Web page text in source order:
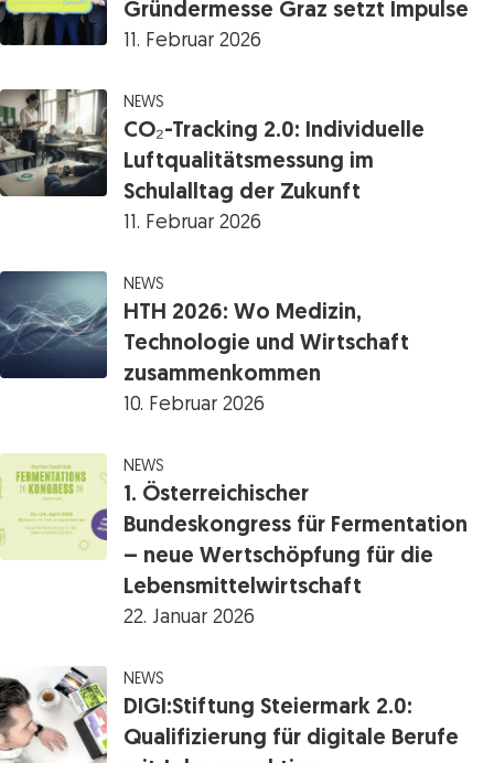
Gründermesse Graz setzt Impulse
11. Februar 2026
NEWS
CO₂-Tracking 2.0: Individuelle
Luftqualitätsmessung im
Schulalltag der Zukunft
11. Februar 2026
NEWS
HTH 2026: Wo Medizin,
Technologie und Wirtschaft
zusammenkommen
10. Februar 2026
NEWS
1. Österreichischer
Bundeskongress für Fermentation
– neue Wertschöpfung für die
Lebensmittelwirtschaft
22. Januar 2026
NEWS
DIGI:Stiftung Steiermark 2.0:
Qualifizierung für digitale Berufe